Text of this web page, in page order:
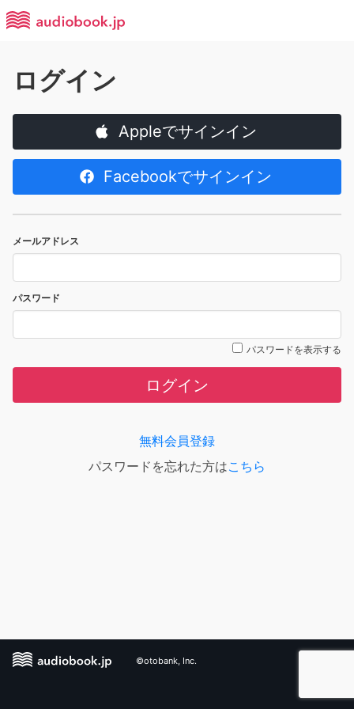
ログイン
Appleでサインイン
Facebookでサインイン
メールアドレス
パスワード
パスワードを表示する
ログイン
無料会員登録
パスワードを忘れた方はこちら
©otobank, Inc.